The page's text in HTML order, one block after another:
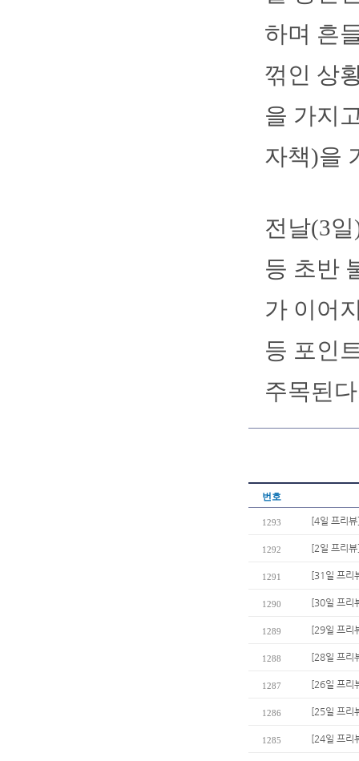
하며 흔
꺾인 상
을 가지
자책)을
전날(3
등 초반
가 이어
등 포인
주목된
번호
1293 [4일 프리
1292 [2일 프리
1291 [31일 프리
1290 [30일 프리
1289 [29일 프리
1288 [28일 프리
1287 [26일 프리
1286 [25일 프리
1285 [24일 프리